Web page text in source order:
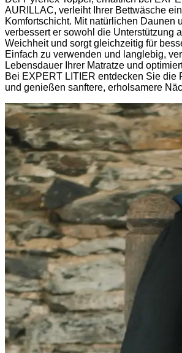
AURILLAC, verleiht Ihrer Bettwäsche
Komfortschicht. Mit natürlichen Daunen
verbessert er sowohl die Unterstützung
Weichheit und sorgt gleichzeitig für
Einfach zu verwenden und langlebig,
Lebensdauer Ihrer Matratze und
Bei EXPERT LITIER entdecken Sie die
und genießen sanftere, erholsamere